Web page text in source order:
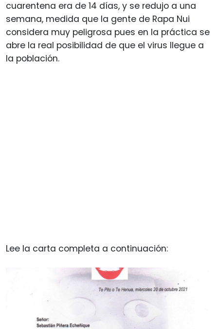
cuarentena era de 14 días, y se redujo a una
semana, medida que la gente de Rapa Nui
considera muy peligrosa pues en la práctica se
abre la real posibilidad de que el virus llegue a
la población.
Lee la carta completa a continuación: